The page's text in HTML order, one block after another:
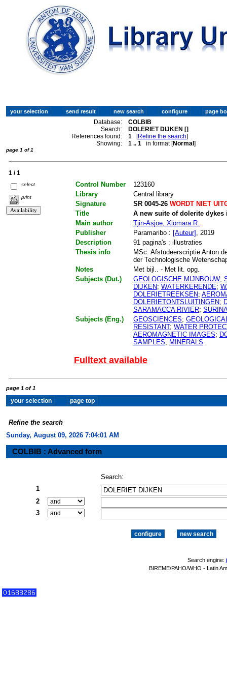
Database:
COLBIB
Search:
DOLERIET DIJKEN []
References found:
1 [Refine the search]
Showing:
1 .. 1 in format [Normal]
page 1 of 1
1 / 1
select
print
Control Number
123160
Library
Central library
Signature
SR 0045-26WORDT NIET
Title
A new suite of dolerite
Main author
Tjin-Asjoe, Xiomara R.
Publisher
Paramaribo : [Auteur]
, 2019
Description
91 pagina's : illustraties
Thesis info
MSc. Afstudeerscriptie Anton
der Technologische
Notes
Met bijl.. - Met lit. opg.
Subjects (Dut.)
GEOLOGISCHE MIJNBOUW;
DIJKEN; WATERKERENDE;
DOLERIETREEKSEN;
DOLERIETONTSLUITINGEN;
SARAMACCA RIVIER;
Subjects (Eng.)
GEOSCIENCES;
RESISTANT; WATER
AEROMAGNETIC IMAGES;
SAMPLES; MINERALS
Fulltext available
page 1 of 1
Refine the search
Sunday, August 09, 2026 7:04:01 AM
COLBIB : Advanced form
Search:
1
2
3
Search engine:
BIREME/PAHO/WHO - Latin